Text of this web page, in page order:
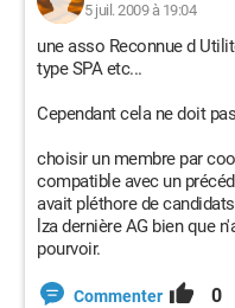
5 juil. 2009 à 19:04
une asso Reconnue d
type SPA etc...
Cependant cela ne doit
choisir un membre par
compatible avec un
avait pléthore de
lza dernière AG bien que
pourvoir.
Commenter 0